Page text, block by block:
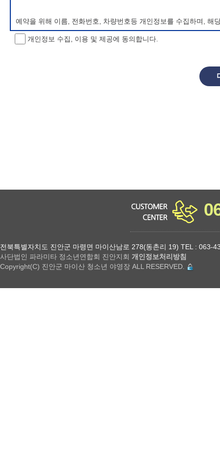
예약을 위해 이름, 전화번호, 차량번호등 개인정보를 수집하며, 해
개인정보 처리방침 변경
개인정보 수집, 이용 및 제공에 동의합니다.
전북특별자치도 진안군 마령면 마이산남로 278(동촌리 19) TEL : 063-
사단법인 파라미타 정소년연합회 진안지회 개인정보처리방침
Copyright(C) 진안군 마이산 청소년 야영장 ALL RESERVED.